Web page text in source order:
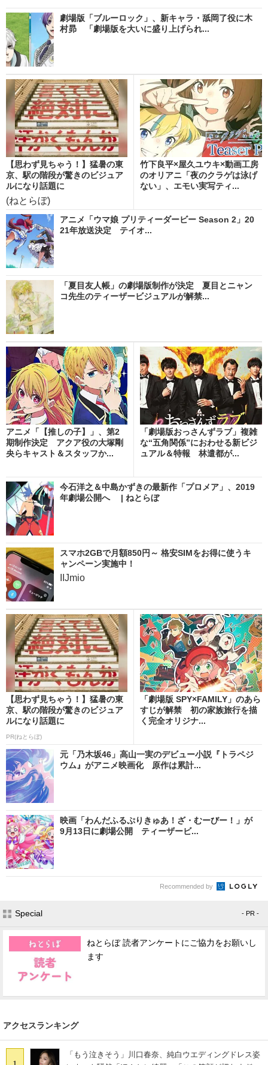
劇場版「ブルーロック」、新キャラ・舐岡了役に木
村昴 「劇場版を大いに盛り上げられ...
【思わず見ちゃう！】猛暑の東
京、駅の階段が驚きのビジュア
ルになり話題に
(ねとらぼ)
竹下良平×屋久ユウキ×動画工房
のオリアニ「夜のクラゲは泳げ
ない」、エモい実写ティ...
アニメ「ウマ娘 プリティーダービー Season 2」20
21年放送決定 テイオ...
「夏目友人帳」の劇場版制作が決定 夏目とニャン
コ先生のティーザービジュアルが解禁...
アニメ「【推しの子】」、第2
期制作決定 アクア役の大塚剛
央らキャスト＆スタッフか...
「劇場版おっさんずラブ」複雑
な“五角関係”におわせる新ビジ
ュアル＆特報 林遣都が...
今石洋之＆中島かずきの最新作「プロメア」、2019
年劇場公開へ | ねとらぼ
スマホ2GBで月額850円～ 格安SIMをお得に使うキ
ャンペーン実施中！
IIJmio
【思わず見ちゃう！】猛暑の東
京、駅の階段が驚きのビジュア
ルになり話題に
PR(ねとらぼ)
「劇場版 SPY×FAMILY」のあら
すじが解禁 初の家族旅行を描
く完全オリジナ...
元「乃木坂46」高山一実のデビュー小説『トラペジ
ウム』がアニメ映画化 原作は累計...
映画「わんだふるぷりきゅあ！ざ・むーびー！」が
9月13日に劇場公開 ティーザービ...
Recommended by
Special - PR -
ねとらぼ 読者アンケートにご協力をお願いし
ます
アクセスランキング
「もう泣きそう」川口春奈、純白ウエディングドレス姿